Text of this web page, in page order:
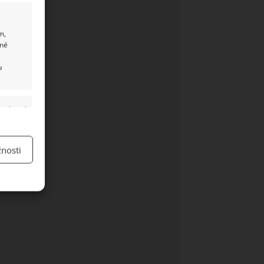
aktivní